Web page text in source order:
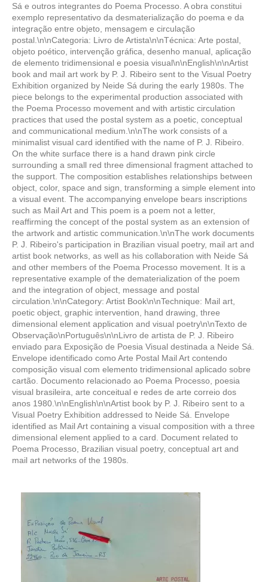
Sá e outros integrantes do Poema Processo. A obra constitui
exemplo representativo da desmaterialização do poema e da
integração entre objeto, mensagem e circulação
postal.\n\nCategoria: Livro de Artista\n\nTécnica: Arte postal,
objeto poético, intervenção gráfica, desenho manual, aplicação
de elemento tridimensional e poesia visual\n\nEnglish\n\nArtist
book and mail art work by P. J. Ribeiro sent to the Visual Poetry
Exhibition organized by Neide Sá during the early 1980s. The
piece belongs to the experimental production associated with
the Poema Processo movement and with artistic circulation
practices that used the postal system as a poetic, conceptual
and communicational medium.\n\nThe work consists of a
minimalist visual card identified with the name of P. J. Ribeiro.
On the white surface there is a hand drawn pink circle
surrounding a small red three dimensional fragment attached to
the support. The composition establishes relationships between
object, color, space and sign, transforming a simple element into
a visual event. The accompanying envelope bears inscriptions
such as Mail Art and This poem is a poem not a letter,
reaffirming the concept of the postal system as an extension of
the artwork and artistic communication.\n\nThe work documents
P. J. Ribeiro's participation in Brazilian visual poetry, mail art and
artist book networks, as well as his collaboration with Neide Sá
and other members of the Poema Processo movement. It is a
representative example of the dematerialization of the poem
and the integration of object, message and postal
circulation.\n\nCategory: Artist Book\n\nTechnique: Mail art,
poetic object, graphic intervention, hand drawing, three
dimensional element application and visual poetry\n\nTexto de
Observação\nPortuguês\n\nLivro de artista de P. J. Ribeiro
enviado para Exposição de Poesia Visual destinada a Neide Sá.
Envelope identificado como Arte Postal Mail Art contendo
composição visual com elemento tridimensional aplicado sobre
cartão. Documento relacionado ao Poema Processo, poesia
visual brasileira, arte conceitual e redes de arte correio dos
anos 1980.\n\nEnglish\n\nArtist book by P. J. Ribeiro sent to a
Visual Poetry Exhibition addressed to Neide Sá. Envelope
identified as Mail Art containing a visual composition with a three
dimensional element applied to a card. Document related to
Poema Processo, Brazilian visual poetry, conceptual art and
mail art networks of the 1980s.